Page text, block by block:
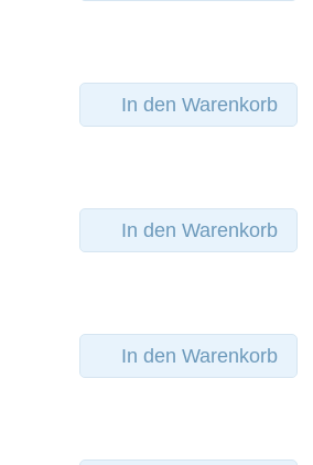
In den Warenkorb
In den Warenkorb
In den Warenkorb